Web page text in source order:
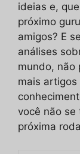
ideias e,
próximo
amigos? E
análises
mundo, não
mais artigos
você não se
próxima